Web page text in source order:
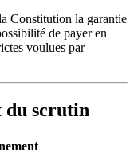
Constitution la garantie
de payer en
voulues par
du scrutin